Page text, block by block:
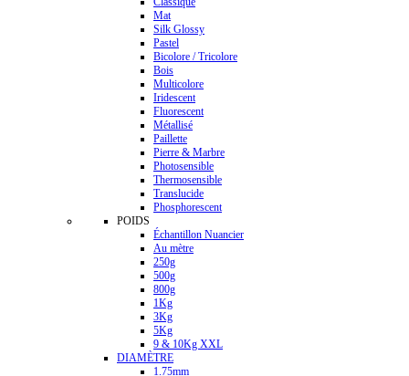
Mat
Silk Glossy
Pastel
Bicolore / Tricolore
Bois
Multicolore
Iridescent
Fluorescent
Métallisé
Paillette
Pierre & Marbre
Photosensible
Thermosensible
Translucide
Phosphorescent
POIDS
Échantillon Nuancier
Au mètre
250g
500g
800g
1Kg
3Kg
5Kg
9 & 10Kg XXL
DIAMÈTRE
1.75mm